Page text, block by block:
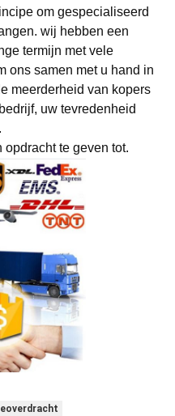
om gespecialiseerd
wij hebben een
termijn met vele
ons samen met u hand in
meerderheid van kopers
uw tevredenheid
te geven tot.